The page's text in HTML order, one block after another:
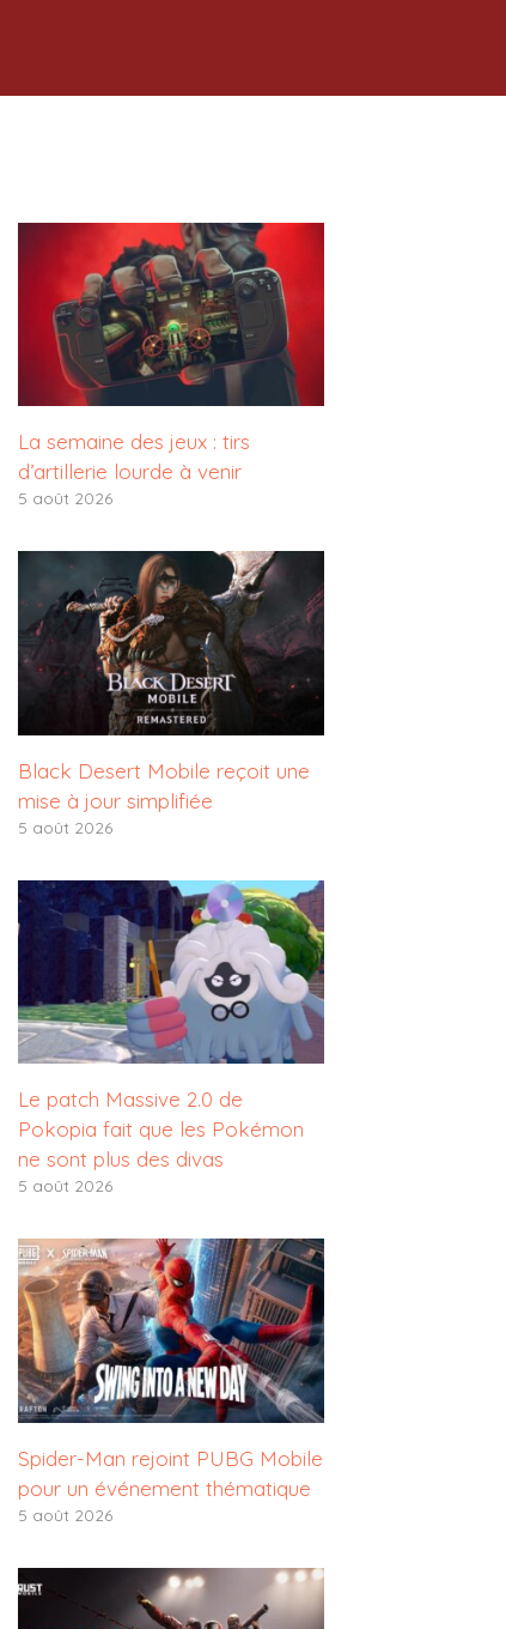
La semaine des jeux : tirs
d’artillerie lourde à venir
5 août 2026
Black Desert Mobile reçoit une
mise à jour simplifiée
5 août 2026
Le patch Massive 2.0 de
Pokopia fait que les Pokémon
ne sont plus des divas
5 août 2026
Spider-Man rejoint PUBG Mobile
pour un événement thématique
5 août 2026